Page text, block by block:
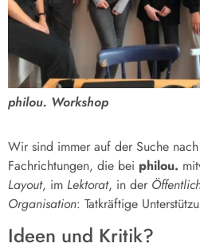
philou. Workshop
Wir sind immer auf der Suche
Fachrichtungen, die bei philou.
Layout, im Lektorat, in der
Organisation: Tatkräftige
Ideen und Kritik?